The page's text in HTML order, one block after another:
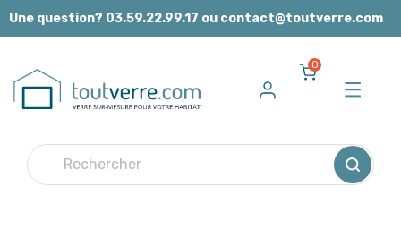
Panneau de gestion des cookies
Une question? 03.59.22.99.17 ou contact@toutverre.com
0